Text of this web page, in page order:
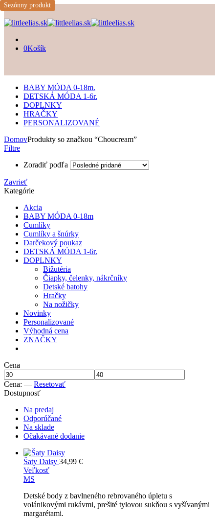
0Košík
BABY MÓDA 0-18m.
DETSKÁ MÓDA 1-6r.
DOPLNKY
HRAČKY
PERSONALIZOVANÉ
DomovProdukty so značkou “Choucream”
Filtre
Zoradiť podľa
Zavrieť
Kategórie
Akcia
BABY MÓDA 0-18m
Cumlíky
Cumlíky a šnúrky
Darčekový poukaz
DETSKÁ MÓDA 1-6r.
DOPLNKY
Bižutéria
Čiapky, čelenky, nákrčníky
Detské batohy
Hračky
Na nožičky
Novinky
Personalizované
Výhodná cena
ZNAČKY
Cena
Cena: — Resetovať
Dostupnosť
Na predaj
Odporúčané
Na sklade
Očakávané dodanie
Šaty Daisy 34,99 €
Veľkosť
MS
Detské body z bavlneného rebrovaného úpletu s
volánikovými rukávmi, prešité tylovou sukňou s vyšívanými
margarétami.
Sezónny produkt